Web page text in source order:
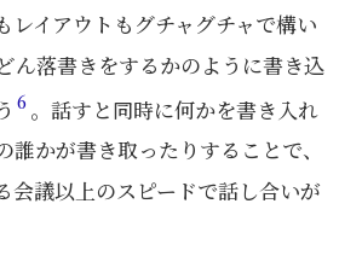
レイアウトもグチャグチャで構い
ん落書きをするかのように書き込
6 。話すと同時に何かを書き入れ
かが書き取ったりすることで、
会議以上のスピードで話し合いが